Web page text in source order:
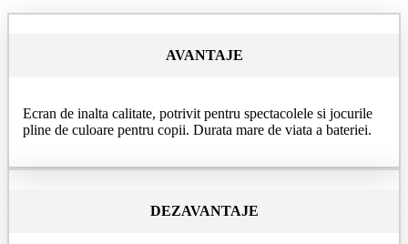
AVANTAJE
Ecran de inalta calitate, potrivit pentru spectacolele si jocurile
pline de culoare pentru copii. Durata mare de viata a bateriei.
DEZAVANTAJE